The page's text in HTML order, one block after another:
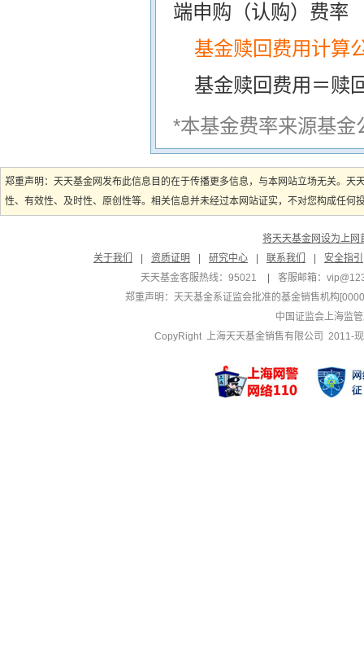
端申购（认购）费率
基金赎回费用计算
基金赎回费用＝赎
*本基金费率来源基
郑重声明：天天基金网发布此信息目的在于传播更多信息，与本网站立场无关。
性、有效性、及时性、原创性等。相关信息并未经过本网站证实，不对您构成任
将天天基金网设为上网
关于我们
资质证明 研究中心 联系我们
安全指引
天天基金客服热线：95021
客服邮箱：
郑重声明： 天天基金系证监会批准的基金销售机构
中国证监会上海监
CopyRight 上海天天基金销售有限公司 2011-